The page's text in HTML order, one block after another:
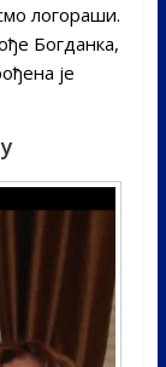
логораши.
Богданка,
је